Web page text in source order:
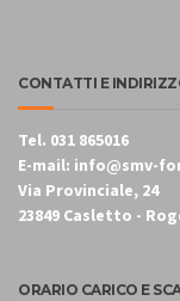
CONTATTI E
Tel. 031 865016
E-mail: info@smv-
Via Provinciale, 24
23849 Casletto -
ORARIO CARICO E